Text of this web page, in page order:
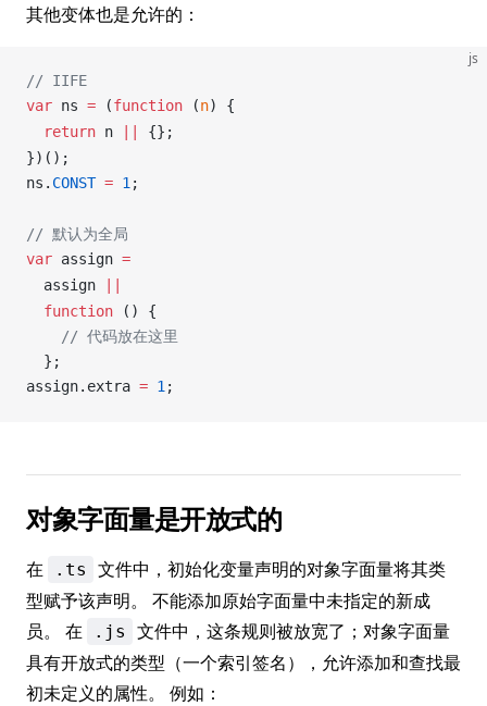
其他变体也是允许的：
js
// IIFE
var ns = (function (n) {
  return
n
{};
})();
ns . CONST = 1 ;
// 默认为全局
var assign =
assign
  function
() {
    // 代码放在这里
  };
assign. extra = 1 ;
对象字面量是开放式的
在 .ts
文件中，初始化变量声明的对象字面量将其类
型赋予该声明。 不能添加原始字面量中未指定的新成
员。 在
.js
文件中，这条规则被放宽了；对象字面量
具有开放式的类型（一个索引签名），允许添加和查找最
初未定义的属性。 例如：